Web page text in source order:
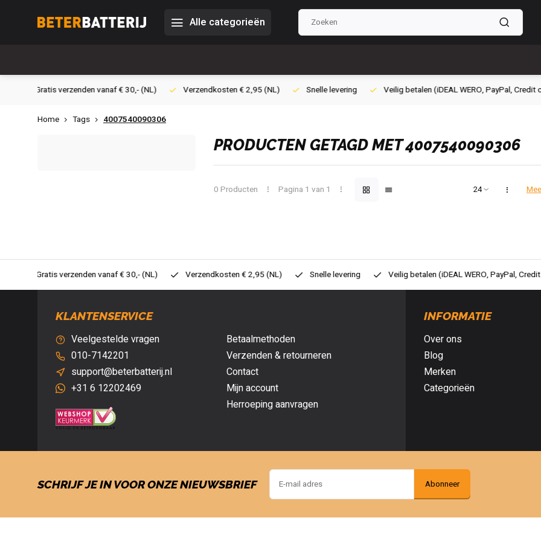
Alle categorieën
Verzendkosten € 2,95 (NL) Snelle levering Veilig betalen (iDEAL WERO, PayPal, Credit card of Achteraf betalen)
Home Tags 4007540090306
PRODUCTEN GETAGD MET 4007540090306
0 Producten Pagina 1 van 1
Verzendkosten € 2,95 (NL) Snelle levering Veilig betalen (iDEAL WERO, PayPal, Credit card of Achteraf betalen)
KLANTENSERVICE
Veelgestelde vragen
010-7142201
support@beterbatterij.nl
+31 6 12202469
Betaalmethoden
Verzenden & retourneren
Contact
Mijn account
Herroeping aanvragen
INFORMATIE
Over ons
Blog
Merken
Categorieën
SCHRIJF JE IN VOOR ONZE NIEUWSBRIEF Abonneer